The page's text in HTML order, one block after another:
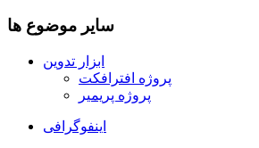
سایر موضوع ها
ابزار تدوین
پروژه افترافکت
پروژه پریمیر
اینفوگرافی